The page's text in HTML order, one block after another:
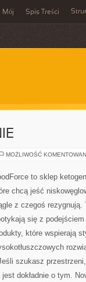
Mój Spis Treści
MOŻLIWOŚĆ
to sklep
chcą jeść
z czegoś
się z
które wspierają
szukasz
dokładnie o tym.